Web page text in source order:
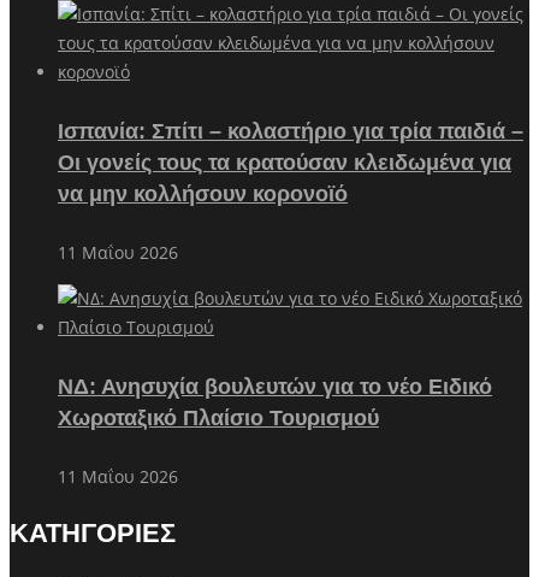
Ισπανία: Σπίτι – κολαστήριο για τρία παιδιά –
Οι γονείς τους τα κρατούσαν κλειδωμένα για
να μην κολλήσουν κορονοϊό
11 Μαΐου 2026
ΝΔ: Ανησυχία βουλευτών για το νέο Ειδικό
Χωροταξικό Πλαίσιο Τουρισμού
11 Μαΐου 2026
ΚΑΤΗΓΟΡΙΕΣ